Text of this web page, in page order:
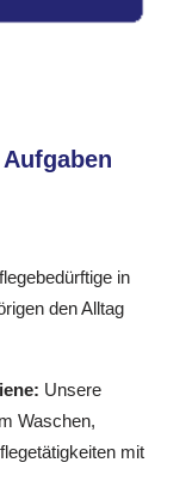
in
den Alltag
Unsere
Waschen,
mit